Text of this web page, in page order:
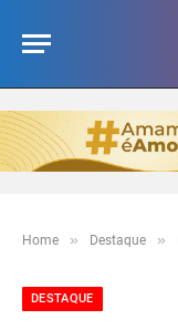
Home » Destaque »
DESTAQUE